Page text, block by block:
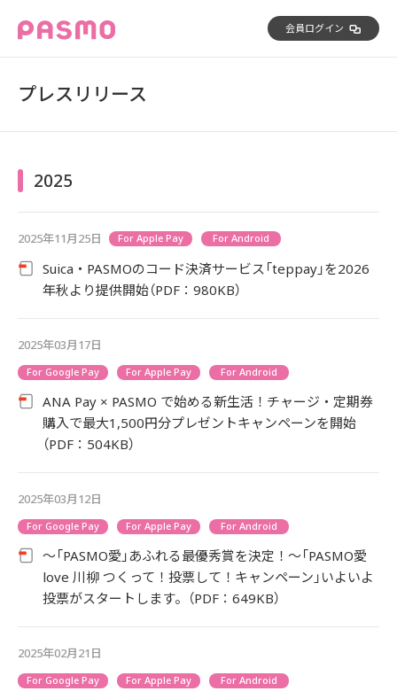
会員ログイン
プレスリリース
2025
2025年11月25日 For Apple Pay For Android
Suica・PASMOのコード決済サービス「teppay」を2026
年秋より提供開始（PDF：980KB）
2025年03月17日
For Google Pay For Apple Pay For Android
ANA Pay × PASMO で始める新生活！チャージ・定期券
購入で最大1,500円分プレゼントキャンペーンを開始
（PDF：504KB）
2025年03月12日
For Google Pay For Apple Pay For Android
～「PASMO愛」あふれる最優秀賞を決定！～「PASMO愛
love 川柳 つくって！投票して！キャンペーン」いよいよ
投票がスタートします。（PDF：649KB）
2025年02月21日
For Google Pay For Apple Pay For Android